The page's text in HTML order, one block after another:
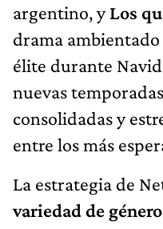
argentino, yLos
drama
élite durante
nuevas
consolidadas y
entre los más
La estrategia de
variedad de